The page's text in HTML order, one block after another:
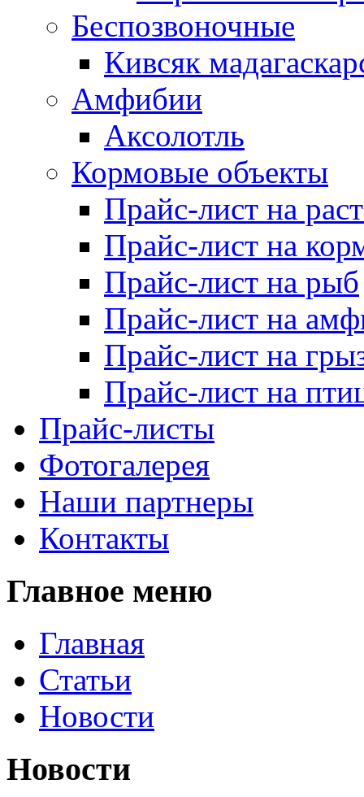
Беспозвоночные
Кивсяк
Амфибии
Аксолотль
Кормовые объекты
Прайс-лист на
Прайс-лист на
Прайс-лист на рыб
Прайс-лист на
Прайс-лист на
Прайс-лист на
Прайс-листы
Фотогалерея
Наши партнеры
Контакты
Главное меню
Главная
Статьи
Новости
Новости